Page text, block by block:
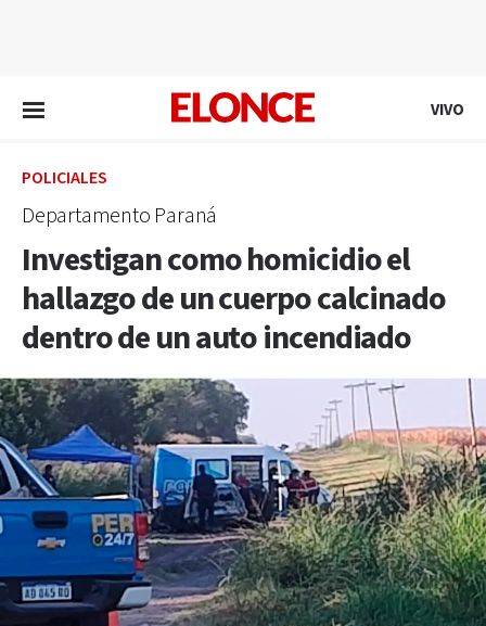
VIVO
POLICIALES
Departamento Paraná
Investigan como homicidio el
hallazgo de un cuerpo calcinado
dentro de un auto incendiado